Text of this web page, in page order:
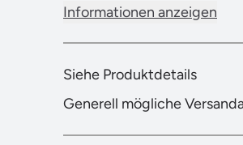
Informationen anzeigen
Siehe Produktdetails
Generell mögliche